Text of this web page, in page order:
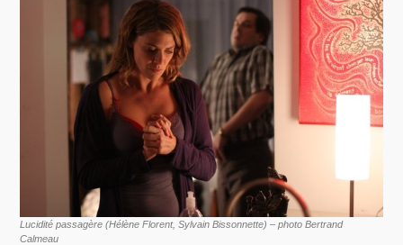
Lucidité passagère (Hélène Florent, Sylvain Bissonnette) – photo Bertrand
Calmeau